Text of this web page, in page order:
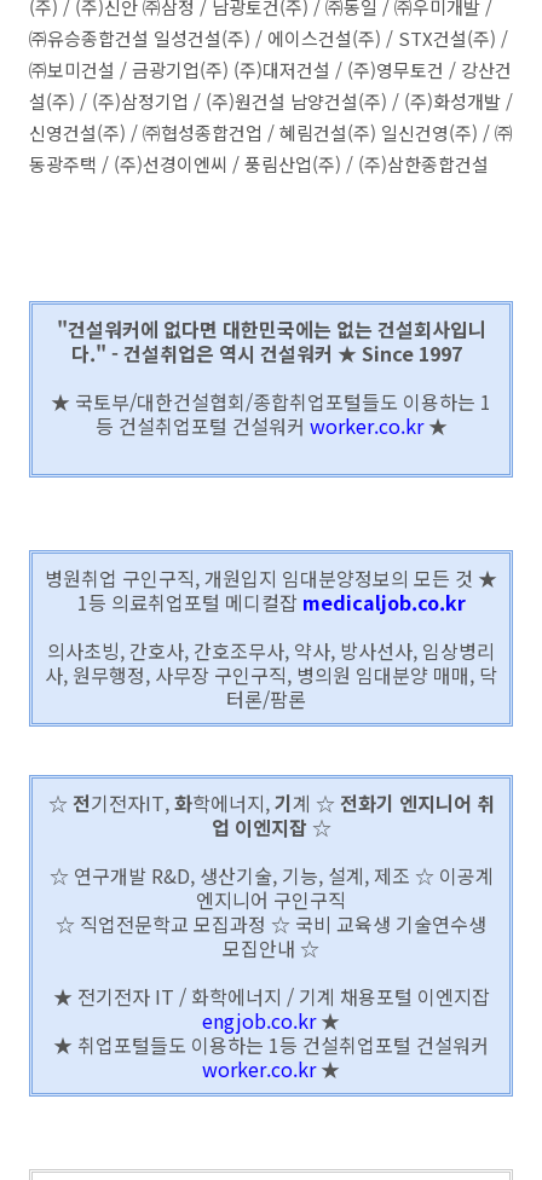
(주) / (주)신안 ㈜삼정 / 남광토건(주) / ㈜동일 / ㈜우미개발 /
㈜유승종합건설 일성건설(주) / 에이스건설(주) / STX건설(주) /
㈜보미건설 / 금광기업(주) (주)대저건설 / (주)영무토건 / 강산건
설(주) / (주)삼정기업 / (주)원건설 남양건설(주) / (주)화성개발 /
신영건설(주) / ㈜협성종합건업 / 혜림건설(주) 일신건영(주) / ㈜
동광주택 / (주)선경이엔씨 / 풍림산업(주) / (주)삼한종합건설
"건설워커에 없다면 대한민국에는 없는 건설회사입니
다." - 건설취업은 역시 건설워커 ★ Since 1997
★ 국토부/대한건설협회/종합취업포털들도 이용하는 1
등 건설취업포털 건설워커 worker.co.kr★
병원취업 구인구직, 개원입지 임대분양정보의 모든 것 ★
1등 의료취업포털 메디컬잡 medicaljob.co.kr
의사초빙, 간호사, 간호조무사, 약사, 방사선사, 임상병리
사, 원무행정, 사무장 구인구직, 병의원 임대분양 매매, 닥
터론/팜론
☆ 전기전자IT,화학에너지,기계 ☆ 전화기 엔지니어 취
업 이엔지잡 ☆
☆ 연구개발 R&D, 생산기술, 기능, 설계, 제조 ☆ 이공계
엔지니어 구인구직
☆ 직업전문학교 모집과정 ☆ 국비 교육생 기술연수생
모집안내 ☆
★ 전기전자 IT / 화학에너지 / 기계 채용포털 이엔지잡
engjob.co.kr★
★ 취업포털들도 이용하는 1등 건설취업포털 건설워커
worker.co.kr★